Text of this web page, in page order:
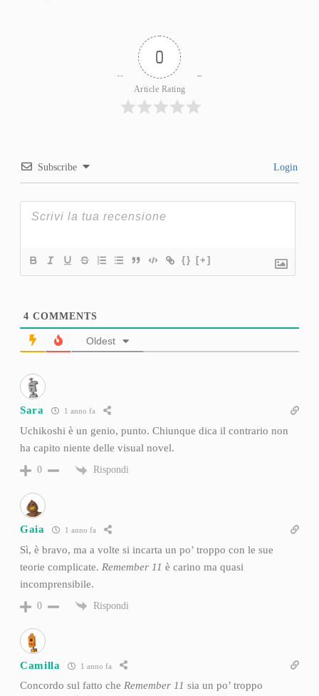
0
Article Rating
Subscribe Login
{} [+]
4 COMMENTS
Oldest
Sara 1 anno fa
Uchikoshi è un genio, punto. Chiunque dica il contrario non
ha capito niente delle visual novel.
0 Rispondi
Gaia 1 anno fa
Sì, è bravo, ma a volte si incarta un po’ troppo con le sue
teorie complicate. Remember 11 è carino ma quasi
incomprensibile.
0 Rispondi
Camilla 1 anno fa
Concordo sul fatto che Remember 11 sia un po’ troppo